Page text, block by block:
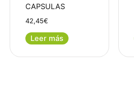
CAPSULAS
42,45€
Leer más